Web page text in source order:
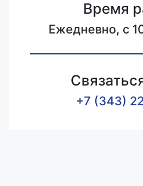
Время
Ежедневно, с
+7 (343)